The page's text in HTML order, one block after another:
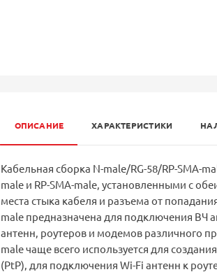
ОПИСАНИЕ ХАРАКТЕРИСТИКИ
Кабельная сборка N-male/RG-58/RP-SMA-
male и RP-SMA-male, установленными с
места стыка кабеля и разъема от
male предназначена для подключения ВЧ
антенн, роутеров и модемов различного
male чаще всего используется для
(PtP), для подключения Wi-Fi антенн к